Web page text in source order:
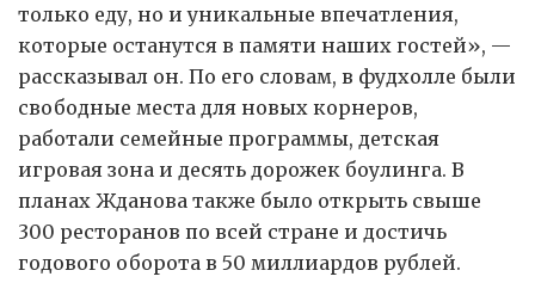
только еду, но и уникальные впечатления,
которые останутся в памяти наших гостей», —
рассказывал он. По его словам, в фудхолле были
свободные места для новых корнеров,
работали семейные программы, детская
игровая зона и десять дорожек боулинга. В
планах Жданова также было открыть свыше
300 ресторанов по всей стране и достичь
годового оборота в 50 миллиардов рублей.